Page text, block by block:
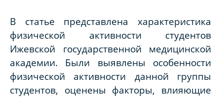
В статье представлена характеристика
физической активности студентов
Ижевской государственной медицинской
академии. Были выявлены особенности
физической активности данной группы
студентов, оценены факторы, влияющие